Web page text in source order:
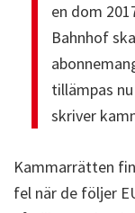
en dom
Bahnhof
tillämpas
skriver
Kammarrätten
fel när de följer